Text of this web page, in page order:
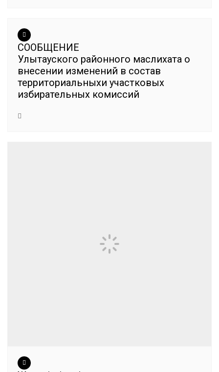
СООБЩЕНИЕ
Улытауского районного маслихата о
внесении изменений в состав
территориальныхи участковых
избирательных комиссий